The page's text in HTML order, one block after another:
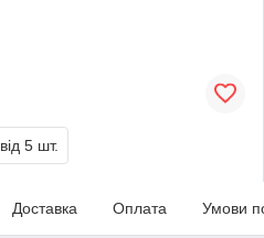
від 5 шт.
Доставка Оплата Умови